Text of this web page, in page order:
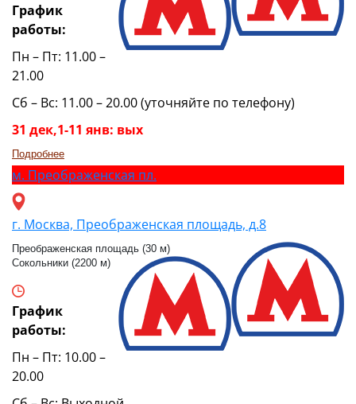
График
работы:
Пн – Пт: 11.00 –
21.00
Сб – Вс: 11.00 – 20.00 (уточняйте по телефону)
31 дек,1-11 янв: вых
Подробнее
м. Преображенская пл.
г. Москва, Преображенская площадь, д.8
Преображенская площадь (30 м)
Сокольники (2200 м)
График
работы:
Пн – Пт: 10.00 –
20.00